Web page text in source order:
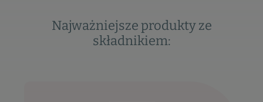
Najważniejsze produkty ze
składnikiem: